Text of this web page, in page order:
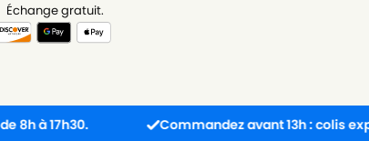
Échange gratuit.
Commandez avant 13h : colis expédié le